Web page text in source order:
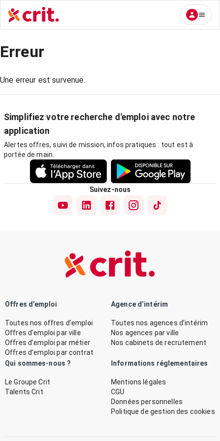
Erreur
Une erreur est survenue.
Simplifiez votre recherche d'emploi avec notre
application
Alertes offres, suivi de mission, infos pratiques : tout est à
portée de main.
Suivez-nous
Offres d’emploi
Toutes nos offres d’emploi
Offres d’emploi par ville
Offres d’emploi par métier
Offres d’emploi par contrat
Agence d’intérim
Toutes nos agences d’intérim
Nos agences par ville
Nos cabinets de recrutement
Qui sommes-nous ?
Le Groupe Crit
Talents Crit
Informations réglementaires
Mentions légales
CGU
Données personnelles
Politique de gestion des cookies